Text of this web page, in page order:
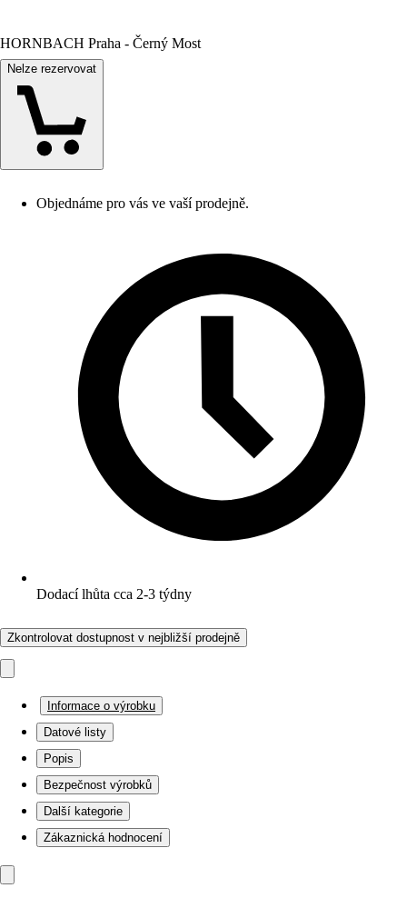
HORNBACH Praha - Černý Most
Nelze rezervovat
Objednáme pro vás ve vaší prodejně.
Dodací lhůta cca 2-3 týdny
Zkontrolovat dostupnost v nejbližší prodejně
Informace o výrobku
Datové listy
Popis
Bezpečnost výrobků
Další kategorie
Zákaznická hodnocení